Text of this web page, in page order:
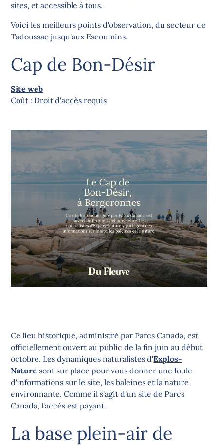
sites, et accessible à tous.
Voici les meilleurs points d'observation, du secteur de
Tadoussac jusqu'aux Escoumins.
Cap de Bon-Désir
Site web
Coût : Droit d'accès requis
Ce lieu historique, administré par Parcs Canada, est
officiellement ouvert au public de la fin juin au début
octobre. Les dynamiques naturalistes d'Explos-
Nature sont sur place pour vous donner une foule
d'informations sur le site, les baleines et la nature
environnante. Comme il s'agit d'un site de Parcs
Canada, l'accès est payant.
La base plein-air de